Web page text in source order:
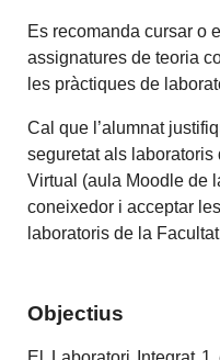
Es recomanda cursar o
assignatures de teoria
les pràctiques de
Cal que l’alumnat
seguretat als
Virtual (aula Moodle de
coneixedor i acceptar
laboratoris de la
Objectius